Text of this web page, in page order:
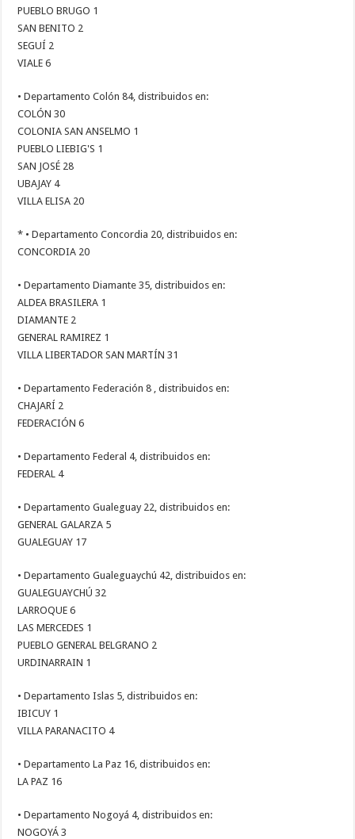
PUEBLO BRUGO 1
SAN BENITO 2
SEGUÍ 2
VIALE 6
• Departamento Colón 84, distribuidos en:
COLÓN 30
COLONIA SAN ANSELMO 1
PUEBLO LIEBIG'S 1
SAN JOSÉ 28
UBAJAY 4
VILLA ELISA 20
* • Departamento Concordia 20, distribuidos en:
CONCORDIA 20
• Departamento Diamante 35, distribuidos en:
ALDEA BRASILERA 1
DIAMANTE 2
GENERAL RAMIREZ 1
VILLA LIBERTADOR SAN MARTÍN 31
• Departamento Federación 8 , distribuidos en:
CHAJARÍ 2
FEDERACIÓN 6
• Departamento Federal 4, distribuidos en:
FEDERAL 4
• Departamento Gualeguay 22, distribuidos en:
GENERAL GALARZA 5
GUALEGUAY 17
• Departamento Gualeguaychú 42, distribuidos en:
GUALEGUAYCHÚ 32
LARROQUE 6
LAS MERCEDES 1
PUEBLO GENERAL BELGRANO 2
URDINARRAIN 1
• Departamento Islas 5, distribuidos en:
IBICUY 1
VILLA PARANACITO 4
• Departamento La Paz 16, distribuidos en:
LA PAZ 16
• Departamento Nogoyá 4, distribuidos en:
NOGOYÁ 3